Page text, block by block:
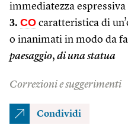
immediatezza espressiva
3. CO caratteristica di
o inanimati in modo da
paesaggio, di una statua
Correzioni e suggerimenti
Condividi